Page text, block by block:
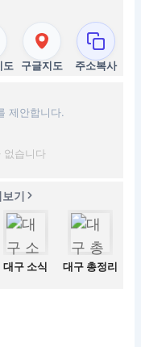
도 구글지도 주소복사
제안합니다.
없습니다
보기
대구 소식 대구 총정리